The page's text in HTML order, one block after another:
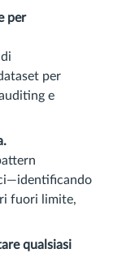
per
per
e
fuori limite,
qualsiasi